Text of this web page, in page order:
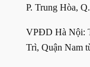
P. Trung Hòa,
VPĐD Hà Nội:
Trì, Quận Nam